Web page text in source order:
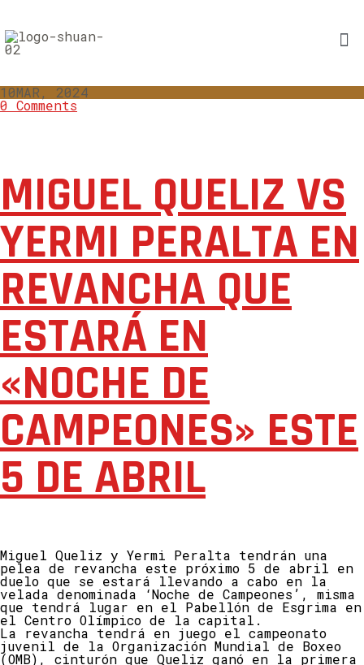
10MAR, 2024
0 Comments
MIGUEL QUELIZ VS
YERMI PERALTA EN
REVANCHA QUE
ESTARÁ EN
«NOCHE DE
CAMPEONES» ESTE
5 DE ABRIL
Miguel Queliz y Yermi Peralta tendrán una
pelea de revancha este próximo 5 de abril en
duelo que se estará llevando a cabo en la
velada denominada ‘Noche de Campeones’, misma
que tendrá lugar en el Pabellón de Esgrima en
el Centro Olímpico de la capital.
La revancha tendrá en juego el campeonato
juvenil de la Organización Mundial de Boxeo
(OMB), cinturón que Queliz ganó en la primera